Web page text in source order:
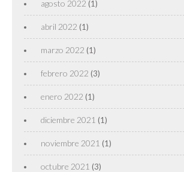
agosto 2022 (1)
abril 2022 (1)
marzo 2022 (1)
febrero 2022 (3)
enero 2022 (1)
diciembre 2021 (1)
noviembre 2021 (1)
octubre 2021 (3)